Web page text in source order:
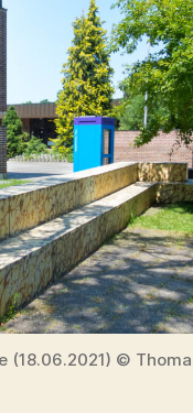
(18.06.2021) ©